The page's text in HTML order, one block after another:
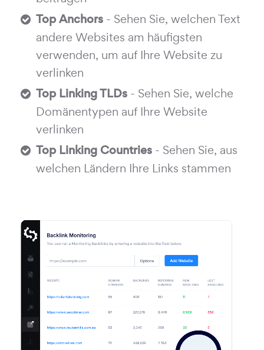
Top Anchors - Sehen Sie, welchen Text
andere Websites am häufigsten
verwenden, um auf Ihre Website zu
verlinken
Top Linking TLDs - Sehen Sie, welche
Domänentypen auf Ihre Website
verlinken
Top Linking Countries - Sehen Sie, aus
welchen Ländern Ihre Links stammen